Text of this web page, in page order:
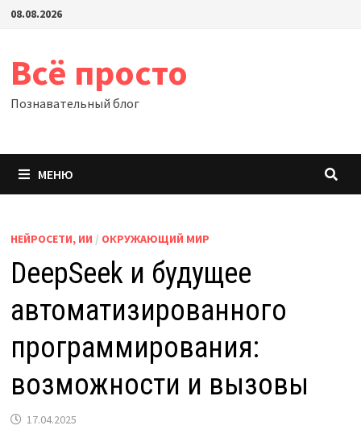
Перейти
08.08.2026
Всё просто
Познавательный блог
МЕНЮ
НЕЙРОСЕТИ, ИИ / ОКРУЖАЮЩИЙ МИР
DeepSeek и будущее
автоматизированного
программирования:
возможности и вызовы
17.04.2025